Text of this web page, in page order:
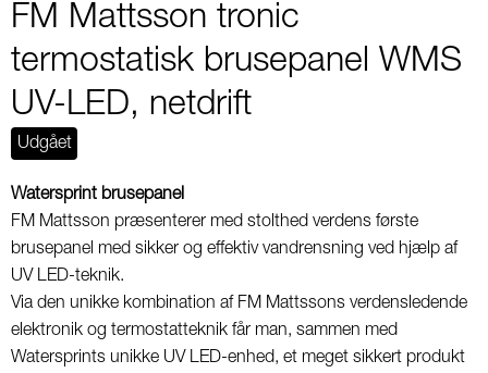
FM Mattsson tronic
termostatisk brusepanel WMS
UV-LED, netdrift
Udgået
Watersprint brusepanel
FM Mattsson præsenterer med stolthed verdens første
brusepanel med sikker og effektiv vandrensning ved hjælp af
UV LED-teknik.
Via den unikke kombination af FM Mattssons verdensledende
elektronik og termostatteknik får man, sammen med
Watersprints unikke UV LED-enhed, et meget sikkert produkt